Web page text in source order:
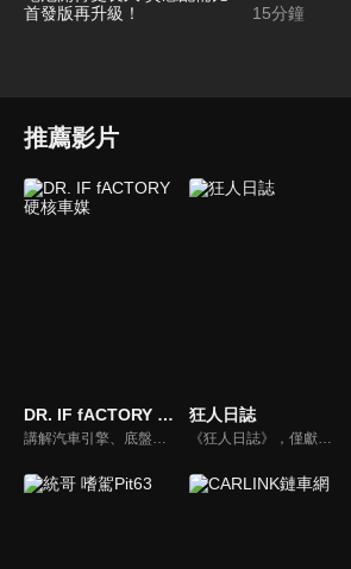
質感配備比
15分鐘
推薦影片
DR. IF fACTORY 硬核車媒 狂人日誌
《狂人日誌》，僅獻給所有試著在這個數位化年代，惦記著、堅持著那份對純粹機械無止盡熱愛的熱血車狂們。